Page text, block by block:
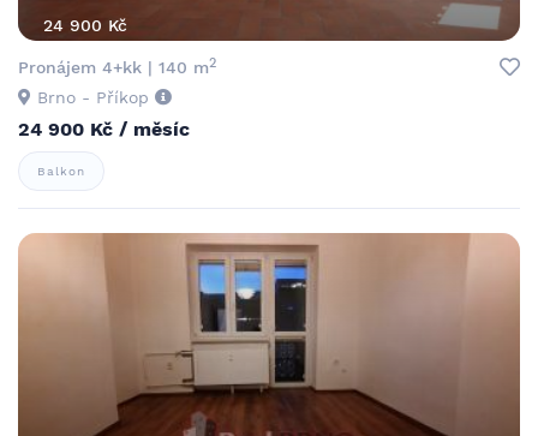
24 900 Kč
Pronájem 4+kk | 140 m2
Brno - Příkop
24 900 Kč / měsíc
Balkon